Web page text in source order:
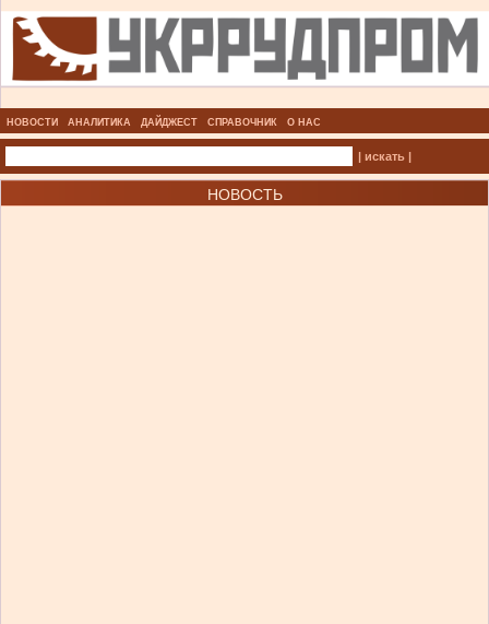
НОВОСТИ АНАЛИТИКА ДАЙДЖЕСТ СПРАВОЧНИК О НАС
| искать |
НОВОСТЬ